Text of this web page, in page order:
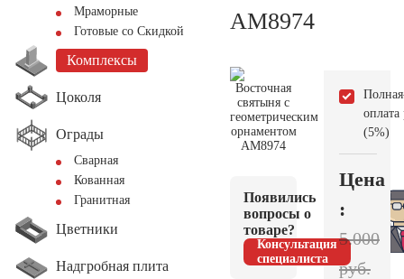
Мраморные
Готовые со Скидкой
Комплексы
Цоколя
Ограды
Сварная
Кованная
Гранитная
Цветники
Надгробная плита
AM8974
Появились
вопросы о
товаре?
Консультация
специалиста
Полная
оплата
(5%)
Цена
:
5.000
руб.